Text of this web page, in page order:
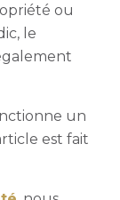
ou
le
un
est fait